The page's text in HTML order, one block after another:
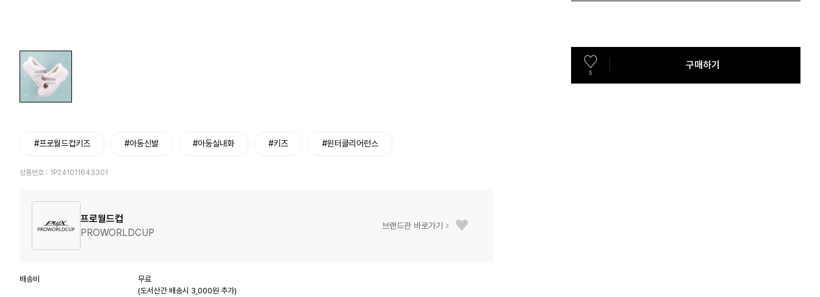
#프로월드컵키즈 #아동신발 #아동실내화 #키즈 #윈터클리어런스
상품번호 : 1P241011643301
프로월드컵
PROWORLDCUP
브랜드관 바로가기
배송비
무료
(도서산간 배송시 3,000원 추가)
5
구매하기